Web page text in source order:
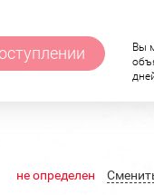
Вы
не определен